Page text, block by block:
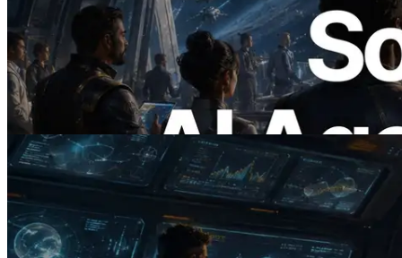
ERPC lanza Solana RPC compatible con
x402 — La era en la que los agentes de IA
pagan bajo demanda por las API que
necesitan
Leer este artículo